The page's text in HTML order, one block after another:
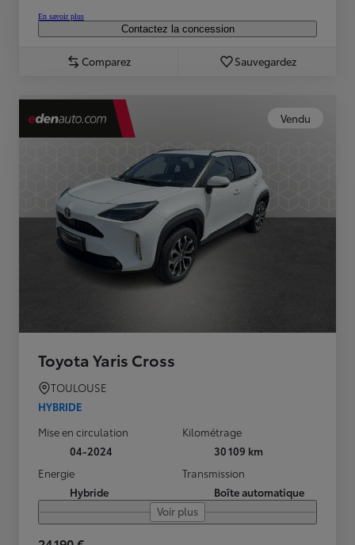
En savoir plus
Contactez la concession
Comparez Sauvegardez
Vendu
Toyota Yaris Cross
TOULOUSE
HYBRIDE
Mise en circulation
04-2024
Kilométrage
30 109 km
Energie
Hybride
Transmission
Boîte automatique
Voir plus